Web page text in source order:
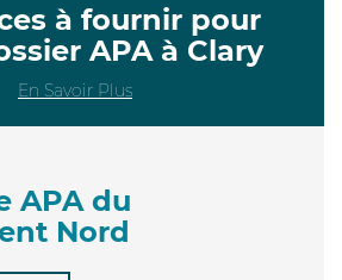
à fournir pour
APA à Clary
En Savoir Plus
APA du
Nord